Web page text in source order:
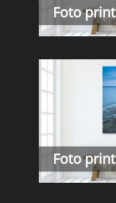
Foto print
Foto print